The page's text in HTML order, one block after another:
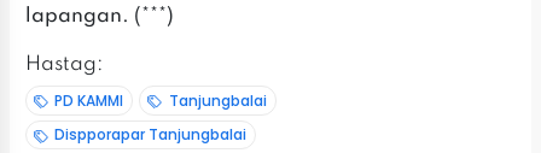
lapangan. (***)
Hastag:
PD KAMMI
Tanjungbalai
Dispporapar Tanjungbalai